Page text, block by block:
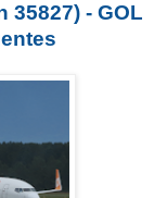
35827) - GOL